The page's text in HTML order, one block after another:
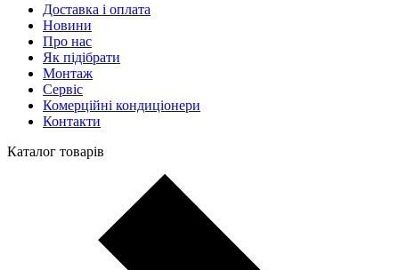
Доставка і оплата
Новини
Про нас
Як підібрати
Монтаж
Сервіс
Комерційні кондиціонери
Контакти
Каталог товарів